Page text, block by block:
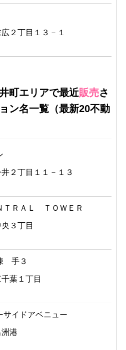
２丁目１３－１
町エリアで最近販売さ
ン名一覧（最新20不動
２丁目１１－１３
ＴＲＡＬ ＴＯＷＥＲ
３丁目
手３
葉１丁目
サイドアベニュー
港